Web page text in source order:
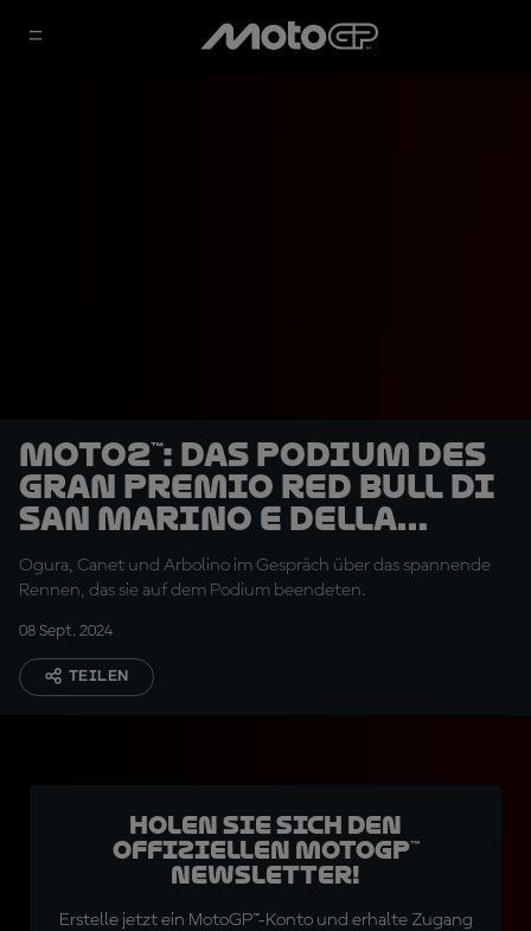
Moto2™: Das Podium des
Gran Premio Red Bull di
San Marino e della
Riviera di Rimini
Ogura, Canet und Arbolino im Gespräch über das spannende
Rennen, das sie auf dem Podium beendeten.
08 Sept. 2024
TEILEN
Holen Sie sich den
offiziellen MotoGP™
Newsletter!
Erstelle jetzt ein MotoGP™-Konto und erhalte Zugang